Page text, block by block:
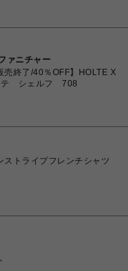
ァニチャー
売終了/40％OFF】HOLTE X
テ シェルフ 708
ストライプフレンチシャツ